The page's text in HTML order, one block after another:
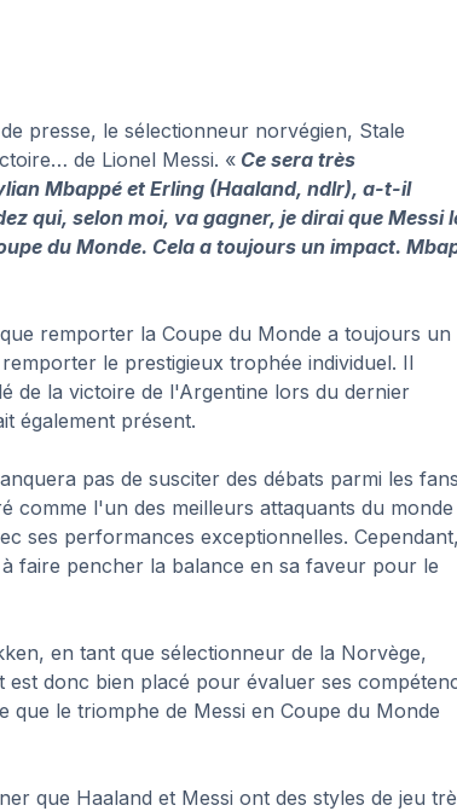
presse, le sélectionneur norvégien, Stale
de Lionel Messi. « Ce sera très
Mbappé et Erling (Haaland, ndlr), a-t-il
qui, selon moi, va gagner, je dirai que Messi
du Monde. Cela a toujours un impact.
remporter la Coupe du Monde a toujours un
le prestigieux trophée individuel. Il
de la victoire de l'Argentine lors du dernier
également présent.
pas de susciter des débats parmi les fans
comme l'un des meilleurs attaquants du monde
ses performances exceptionnelles. Cependant,
faire pencher la balance en sa faveur pour le
en tant que sélectionneur de la Norvège,
est donc bien placé pour évaluer ses
que le triomphe de Messi en Coupe du Monde
que Haaland et Messi ont des styles de jeu